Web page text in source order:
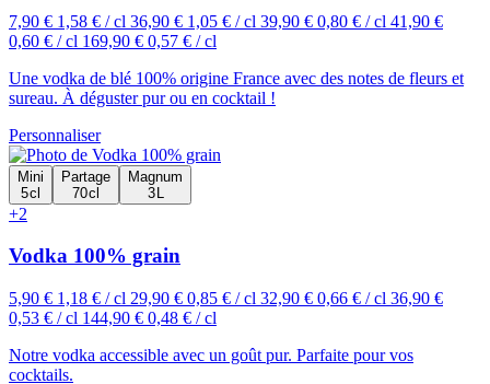
7,90 € 1,58 € / cl 36,90 € 1,05 € / cl 39,90 € 0,80 € / cl 41,90 €
0,60 € / cl 169,90 € 0,57 € / cl
Une vodka de blé 100% origine France avec des notes de fleurs et
sureau. À déguster pur ou en cocktail !
Personnaliser
Mini
5 cl
Partage
70 cl
Magnum
3 L
+2
Vodka 100% grain
5,90 € 1,18 € / cl 29,90 € 0,85 € / cl 32,90 € 0,66 € / cl 36,90 €
0,53 € / cl 144,90 € 0,48 € / cl
Notre vodka accessible avec un goût pur. Parfaite pour vos
cocktails.